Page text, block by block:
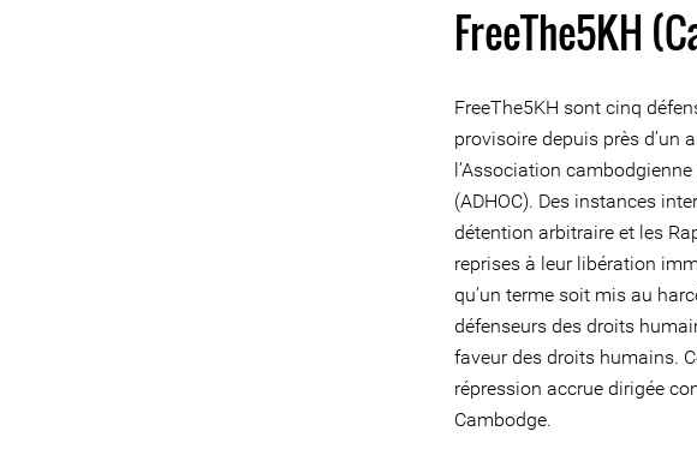
FreeThe5KH
FreeThe5KH sont cinq
provisoire depuis près d’un
l’Association
(ADHOC). Des instances
détention arbitraire et les
reprises à leur libération
qu’un terme soit mis au
défenseurs des droits
faveur des droits humains.
répression accrue dirigée
Cambodge.